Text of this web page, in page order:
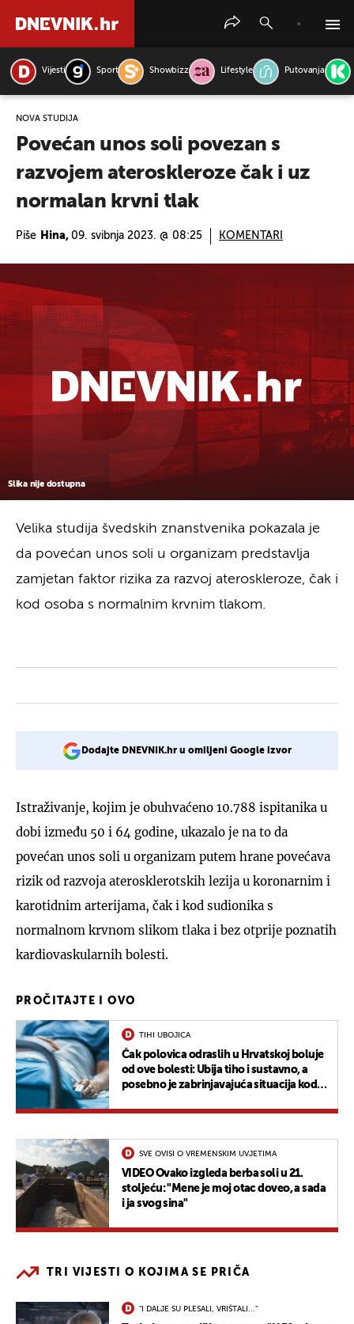
Vijesti Sport Showbizz Lifestyle Putovanja
NOVA STUDIJA
Povećan unos soli povezan s
razvojem ateroskleroze čak i uz
normalan krvni tlak
Piše Hina, 09. svibnja 2023. @ 08:25 KOMENTARI
Slika nije dostupna
Velika studija švedskih znanstvenika pokazala je
da povećan unos soli u organizam predstavlja
zamjetan faktor rizika za razvoj ateroskleroze, čak i
kod osoba s normalnim krvnim tlakom.
Dodajte DNEVNIK.hr u omiljeni Google izvor
Istraživanje, kojim je obuhvaćeno 10.788 ispitanika u
dobi između 50 i 64 godine, ukazalo je na to da
povećan unos soli u organizam putem hrane povećava
rizik od razvoja aterosklerotskih lezija u koronarnim i
karotidnim arterijama, čak i kod sudionika s
normalnom krvnom slikom tlaka i bez otprije poznatih
kardiovaskularnih bolesti.
PROČITAJTE I OVO
TIHI UBOJICA
Čak polovica odraslih u Hrvatskoj boluje
od ove bolesti: Ubija tiho i sustavno, a
posebno je zabrinjavajuća situacija kod
SVE OVISI O VREMENSKIM UVJETIMA
VIDEO Ovako izgleda berba soli u 21.
stoljeću: "Mene je moj otac doveo, a sada
i ja svog sina"
TRI VIJESTI O KOJIMA SE PRIČA
"I DALJE SU PLESALI, VRIŠTALI..."
PRETRAŽITE VIJESTI